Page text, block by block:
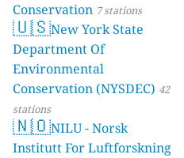
Conservation 7 stations
🇺🇸New York State
Department Of
Environmental
Conservation (NYSDEC) 42
stations
🇳🇴NILU - Norsk
Institutt For Luftforskning